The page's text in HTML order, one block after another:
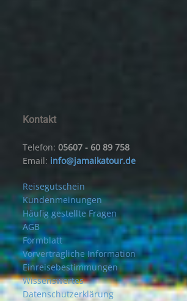
Kontakt
Telefon:05607 - 60 89 758
Email: info@jamaikatour.de
Reisegutschein
Kundenmeinungen
Häufig gestellte Fragen
AGB
Formblatt
Vorvertragliche Information
Einreisebestimmungen
Wissenswertes
Datenschutzerklärung